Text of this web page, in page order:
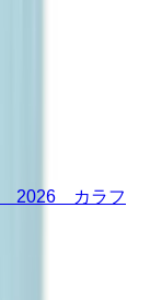
2026 カラフ